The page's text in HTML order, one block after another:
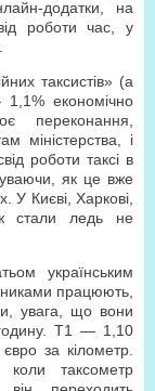
додатки, на
роботи час, у
таксистів» (а
економічно
переконання,
міністерства, і
роботи таксі в
як це вже
У Києві, Харкові,
стали ледь не
українським
працюють,
увага, що вони
Т1 — 1,10
за кілометр.
таксометр